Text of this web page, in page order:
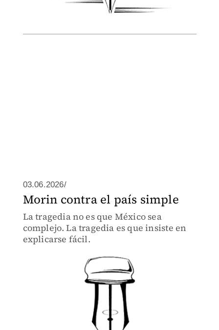
03.06.2026/
Morin contra el país simple
La tragedia no es que México sea
complejo. La tragedia es que insiste en
explicarse fácil.